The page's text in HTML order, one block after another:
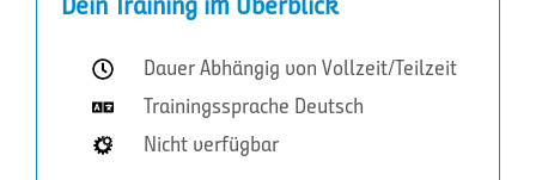
Dauer Abhängig von Vollzeit/Teilzeit
Trainingssprache Deutsch
Nicht verfügbar